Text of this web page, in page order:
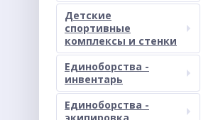
Детские
спортивные
комплексы и стенки
Единоборства -
инвентарь
Единоборства -